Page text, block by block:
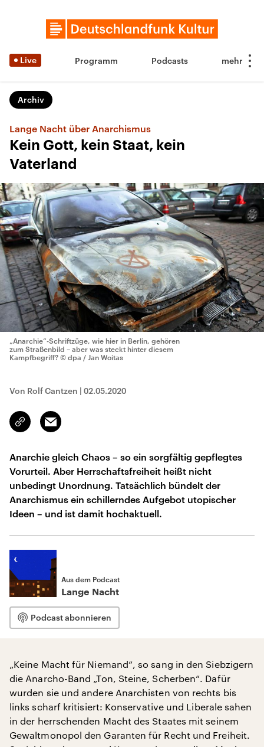
Live Programm Podcasts
Archiv
Lange Nacht über Anarchismus
Kein Gott, kein Staat, kein
Vaterland
„Anarchie“-Schriftzüge, wie hier in Berlin, gehören
zum Straßenbild – aber was steckt hinter diesem
Kampfbegriff? © dpa / Jan Woitas
Von Rolf Cantzen | 02.05.2020
Link
kopieren/teilen
Email
Anarchie gleich Chaos – so ein sorgfältig gepflegtes
Vorurteil. Aber Herrschaftsfreiheit heißt nicht
unbedingt Unordnung. Tatsächlich bündelt der
Anarchismus ein schillerndes Aufgebot utopischer
Ideen – und ist damit hochaktuell.
Aus dem Podcast
Lange Nacht
Podcast abonnieren
„Keine Macht für Niemand“, so sang in den Siebzigern
die Anarcho-Band „Ton, Steine, Scherben“. Dafür
wurden sie und andere Anarchisten von rechts bis
links scharf kritisiert: Konservative und Liberale sahen
in der herrschenden Macht des Staates mit seinem
Gewaltmonopol den Garanten für Recht und Freiheit.